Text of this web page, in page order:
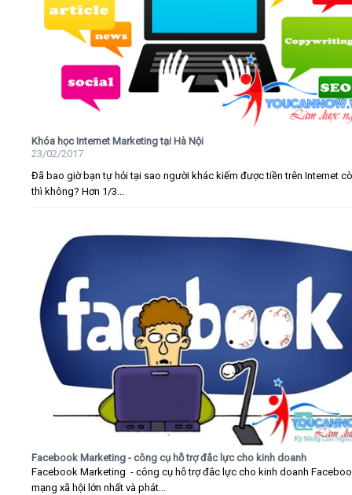
Khóa học Internet Marketing tại Hà Nội
23/02/2017
Đã bao giờ bạn tự hỏi tại sao người khác kiếm được tiền trên Internet
thì không? Hơn 1/3...
Facebook Marketing - công cụ hỗ trợ đắc lực cho kinh doanh
Facebook Marketing - công cụ hỗ trợ đắc lực cho kinh doanh
mạng xã hội lớn nhất và phát...